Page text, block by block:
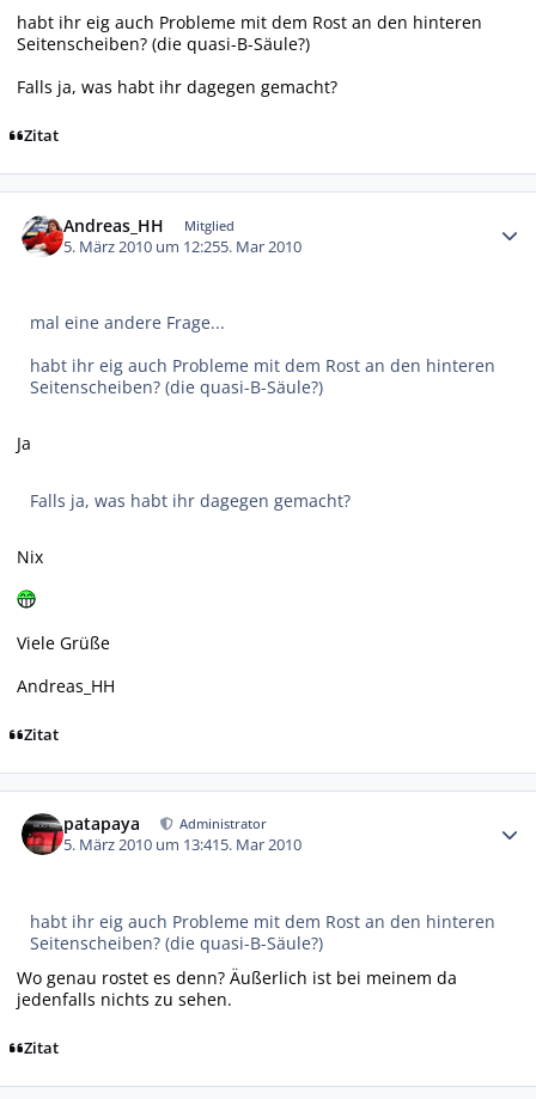
habt ihr eig auch Probleme mit dem Rost an den hinteren
Seitenscheiben? (die quasi-B-Säule?)
Falls ja, was habt ihr dagegen gemacht?
Zitat
Andreas_HH Mitglied
5. März 2010 um 12:255. Mar 2010
mal eine andere Frage...
habt ihr eig auch Probleme mit dem Rost an den hinteren
Seitenscheiben? (die quasi-B-Säule?)
Ja
Falls ja, was habt ihr dagegen gemacht?
Nix
Viele Grüße
Andreas_HH
Zitat
patapaya Administrator
5. März 2010 um 13:415. Mar 2010
habt ihr eig auch Probleme mit dem Rost an den hinteren
Seitenscheiben? (die quasi-B-Säule?)
Wo genau rostet es denn? Äußerlich ist bei meinem da
jedenfalls nichts zu sehen.
Zitat